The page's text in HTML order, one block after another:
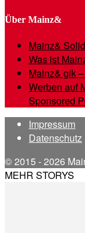
Über Mainz&
Mainz&
Was ist
Mainz& gik
Werben auf
Sponsored
Impressum
Datenschutz
© 2015 - 2026
MEHR STORYS